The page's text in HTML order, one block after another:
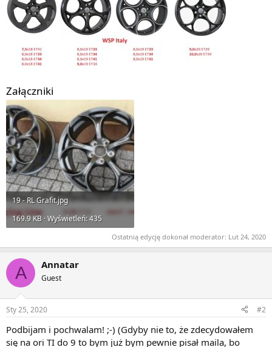
Załączniki
19 - RL Grafit.jpg
169.9 KB · Wyświetleń: 435
Ostatnią edycję dokonał moderator: Lut 24, 2020
A Annatar
Guest
Sty 25, 2020 #2
Podbijam i pochwalam! ;-) (Gdyby nie to, że zdecydowałem
się na ori TI do 9 to bym już bym pewnie pisał maila, bo